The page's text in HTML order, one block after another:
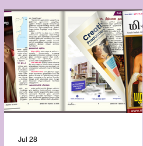
Jul 28